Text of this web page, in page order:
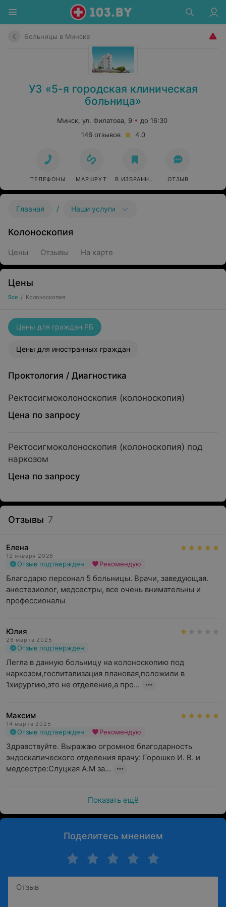
Больницы в Минске
УЗ «5-я городская клиническая
больница»
Минск, ул. Филатова, 9
до 16:30
146 отзывов
4.0
ТЕЛЕФОНЫ МАРШРУТ В ИЗБРАННОЕ ОТЗЫВ
Главная / Наши услуги
Колоноскопия
Цены Отзывы На карте
Цены
Все / Колоноскопия
Цены для граждан РБ
Цены для иностранных граждан
Проктология / Диагностика
Ректосигмоколоноскопия (колоноскопия)
Цена по запросу
Ректосигмоколоноскопия (колоноскопия) под
наркозом
Цена по запросу
Отзывы 7
Елена
12 января 2026
Отзыв подтвержден Рекомендую
Благодарю персонал 5 больницы. Врачи, заведующая.
анестезиолог, медсестры, все очень внимательны и
профессионалы
Юлия
26 марта 2025
Отзыв подтвержден
Легла в данную больницу на колоноскопию под
наркозом,госпитализация плановая,положили в
1хирургию,это не отделение,а про...
Максим
14 марта 2025
Отзыв подтвержден Рекомендую
Здравствуйте. Выражаю огромное благодарность
эндоскапического отделения врачу: Горошко И. В. и
медсестре:Слуцкая А.М за...
Показать ещё
Поделитесь мнением